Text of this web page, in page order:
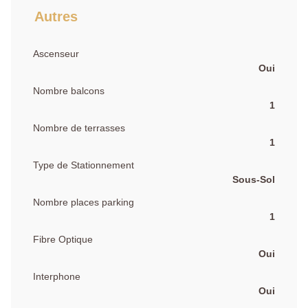
Autres
Ascenseur
Oui
Nombre balcons
1
Nombre de terrasses
1
Type de Stationnement
Sous-Sol
Nombre places parking
1
Fibre Optique
Oui
Interphone
Oui